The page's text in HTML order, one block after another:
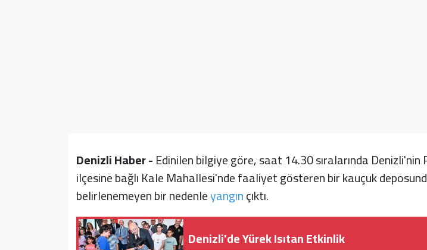
Denizli Haber -Edinilen bilgiye göre, saat 14.30 sıralarında Denizli'nin
ilçesine bağlı Kale Mahallesi'nde faaliyet gösteren bir kauçuk
belirlenemeyen bir nedenleyangınçıktı.
Denizli'de Yürek Isıtan Etkinlik